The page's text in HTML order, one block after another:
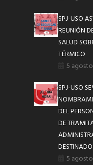
SPJ-USO
REUNIÓN
SALUD
TÉRMICO
5
SPJ-USO
DEL
DE
5